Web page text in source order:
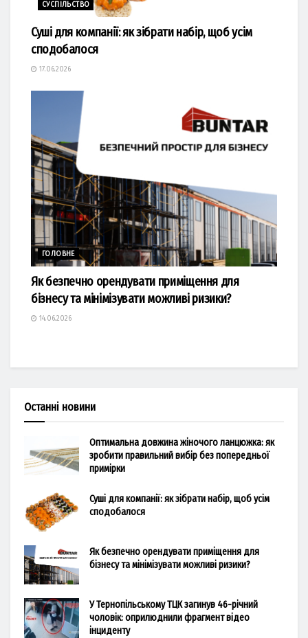
СУСПІЛЬСТВО
Суші для компанії: як зібрати набір, щоб усім
сподобалося
17.06.2026
ГОЛОВНЕ
Як безпечно орендувати приміщення для
бізнесу та мінімізувати можливі ризики?
14.06.2026
Останні новини
Оптимальна довжина жіночого ланцюжка: як
зробити правильний вибір без попередньої
примірки
Суші для компанії: як зібрати набір, щоб усім
сподобалося
Як безпечно орендувати приміщення для
бізнесу та мінімізувати можливі ризики?
У Тернопільському ТЦК загинув 46-річний
чоловік: оприлюднили фрагмент відео
інциденту